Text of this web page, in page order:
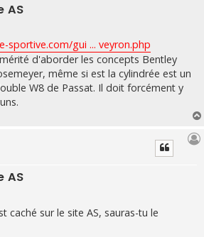
AS
sportive.com/gui ... veyron.php
d'aborder les concepts Bentley
même si est la cylindrée est un
W8 de Passat. Il doit forcément y
AS
caché sur le site AS, sauras-tu le